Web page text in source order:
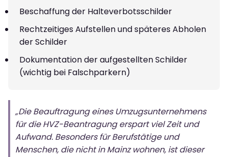
Beschaffung der Halteverbotsschilder
Rechtzeitiges Aufstellen und späteres Abholen
der Schilder
Dokumentation der aufgestellten Schilder
(wichtig bei Falschparkern)
„Die Beauftragung eines Umzugsunternehmens
für die HVZ-Beantragung erspart viel Zeit und
Aufwand. Besonders für Berufstätige und
Menschen, die nicht in Mainz wohnen, ist dieser